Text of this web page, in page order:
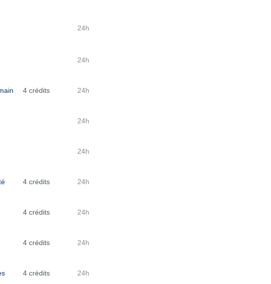
24h
24h
4 crédits 24h
24h
24h
4 crédits 24h
4 crédits 24h
4 crédits 24h
4 crédits 24h